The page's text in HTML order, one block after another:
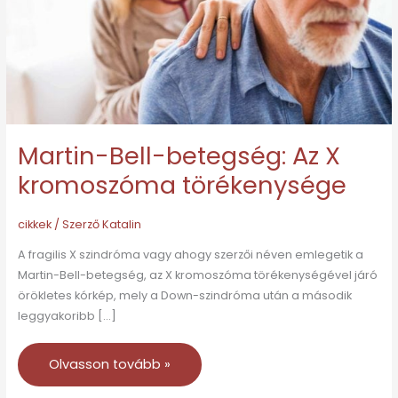
Martin-Bell-betegség: Az X
kromoszóma törékenysége
cikkek/ SzerzőKatalin
A fragilis X szindróma vagy ahogy szerzői néven emlegetik a
Martin-Bell-betegség, az X kromoszóma törékenységével járó
örökletes kórkép, mely a Down-szindróma után a második
leggyakoribb […]
kromoszóma
törékenysége
Olvasson tovább »